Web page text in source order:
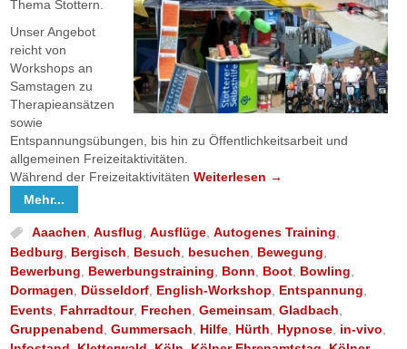
Thema Stottern.
Unser Angebot
reicht von
Workshops an
Samstagen zu
Therapieansätzen
sowie
Entspannungsübungen, bis hin zu Öffentlichkeitsarbeit und
allgemeinen Freizeitaktivitäten.
Während der Freizeitaktivitäten Weiterlesen →
Mehr...
Aaachen, Ausflug, Ausflüge, Autogenes Training,
Bedburg
Bergisch Besuch besuchen Bewegung
Bewerbung, Bewerbungstraining, Bonn, Boot, Bowling,
Dormagen, Düsseldorf, English-Workshop, Entspannung,
Events Fahrradtour, Frechen Gemeinsam Gladbach
Gruppenabend, Gummersach, Hilfe, Hürth, Hypnose, in-vivo,